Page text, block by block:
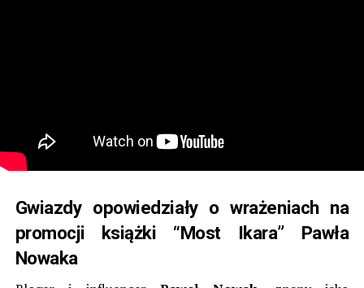
Gwiazdy opowiedziały o wrażeniach na
promocji książki “Most Ikara” Pawła
Nowaka